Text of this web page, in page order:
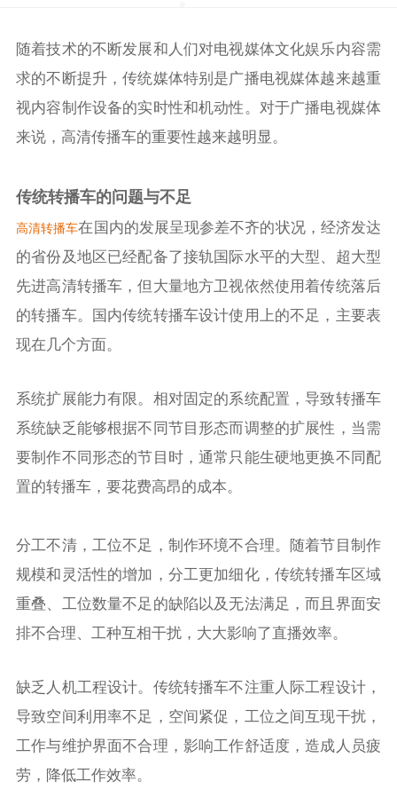
随着技术的不断发展和人们对电视媒体文化娱乐内容需
求的不断提升，传统媒体特别是广播电视媒体越来越重
视内容制作设备的实时性和机动性。对于广播电视媒体
来说，高清传播车的重要性越来越明显。
传统转播车的问题与不足
高清转播车在国内的发展呈现参差不齐的状况，经济发达
的省份及地区已经配备了接轨国际水平的大型、超大型
先进高清转播车，但大量地方卫视依然使用着传统落后
的转播车。国内传统转播车设计使用上的不足，主要表
现在几个方面。
系统扩展能力有限。相对固定的系统配置，导致转播车
系统缺乏能够根据不同节目形态而调整的扩展性，当需
要制作不同形态的节目时，通常只能生硬地更换不同配
置的转播车，要花费高昂的成本。
分工不清，工位不足，制作环境不合理。随着节目制作
规模和灵活性的增加，分工更加细化，传统转播车区域
重叠、工位数量不足的缺陷以及无法满足，而且界面安
排不合理、工种互相干扰，大大影响了直播效率。
缺乏人机工程设计。传统转播车不注重人际工程设计，
导致空间利用率不足，空间紧促，工位之间互现干扰，
工作与维护界面不合理，影响工作舒适度，造成人员疲
劳，降低工作效率。